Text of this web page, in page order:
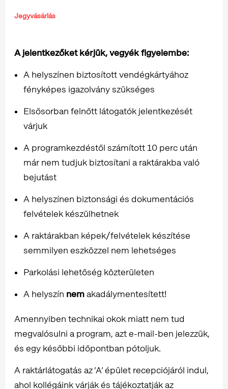
Jegyvásárlás
A jelentkezőket kérjük, vegyék figyelembe:
A helyszínen biztosított vendégkártyához
fényképes igazolvány szükséges
Elsősorban felnőtt látogatók jelentkezését
várjuk
A programkezdéstől számított 10 perc után
már nem tudjuk biztosítani a raktárakba való
bejutást
A helyszínen biztonsági és dokumentációs
felvételek készülhetnek
A raktárakban képek/felvételek készítése
semmilyen eszközzel nem lehetséges
Parkolási lehetőség közterületen
A helyszín nemakadálymentesített!
Amennyiben technikai okok miatt nem tud
megvalósulni a program, azt e-mail-ben jelezzük,
és egy későbbi időpontban pótoljuk.
A raktárlátogatás az ’A’ épület recepciójáról indul,
ahol kollégáink várják és tájékoztatják az